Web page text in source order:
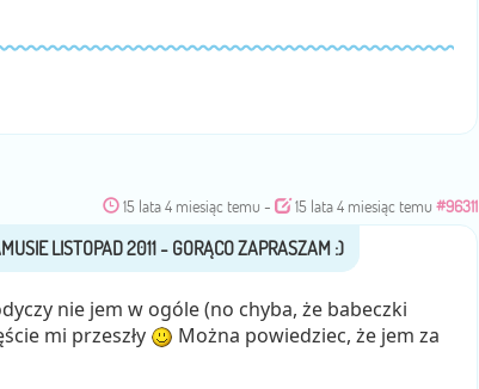
15 lata 4 miesiąc temu - 15 lata 4 miesiąc temu #96311
nie jem w ogóle (no chyba, że babeczki
mi przeszły
Można powiedziec, że jem za